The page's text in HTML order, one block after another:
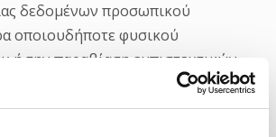
δεδομένων προσωπικού
οποιουδήποτε φυσικού
ή την παραβίαση εμπιστευτικών
τη διατάραξη, την